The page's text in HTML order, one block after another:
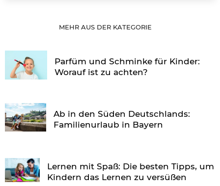
MEHR AUS DER KATEGORIE
Parfüm und Schminke für Kinder:
Worauf ist zu achten?
Ab in den Süden Deutschlands:
Familienurlaub in Bayern
Lernen mit Spaß: Die besten Tipps, um
Kindern das Lernen zu versüßen